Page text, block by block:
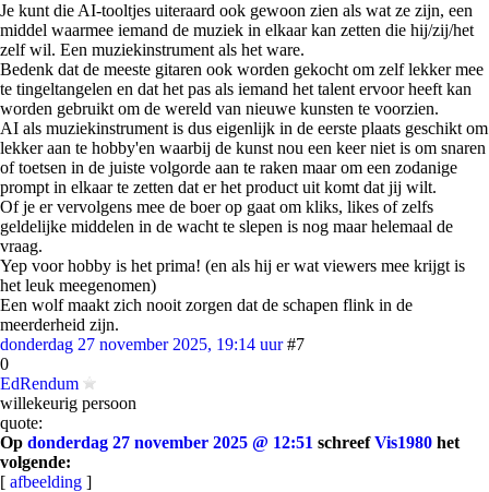
Je kunt die AI-tooltjes uiteraard ook gewoon zien als wat ze zijn, een
middel waarmee iemand de muziek in elkaar kan zetten die hij/zij/het
zelf wil. Een muziekinstrument als het ware.
Bedenk dat de meeste gitaren ook worden gekocht om zelf lekker mee
te tingeltangelen en dat het pas als iemand het talent ervoor heeft kan
worden gebruikt om de wereld van nieuwe kunsten te voorzien.
AI als muziekinstrument is dus eigenlijk in de eerste plaats geschikt om
lekker aan te hobby'en waarbij de kunst nou een keer niet is om snaren
of toetsen in de juiste volgorde aan te raken maar om een zodanige
prompt in elkaar te zetten dat er het product uit komt dat jij wilt.
Of je er vervolgens mee de boer op gaat om kliks, likes of zelfs
geldelijke middelen in de wacht te slepen is nog maar helemaal de
vraag.
Yep voor hobby is het prima! (en als hij er wat viewers mee krijgt is
het leuk meegenomen)
Een wolf maakt zich nooit zorgen dat de schapen flink in de
meerderheid zijn.
donderdag 27 november 2025, 19:14 uur #7
0
EdRendum
willekeurig persoon
quote:
Op donderdag 27 november 2025 @ 12:51 schreefVis1980 het
volgende:
[ afbeelding ]